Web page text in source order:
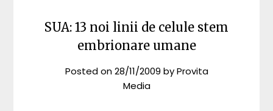
SUA: 13 noi linii de celule stem
embrionare umane
Posted on28/11/2009 byProvita
Media